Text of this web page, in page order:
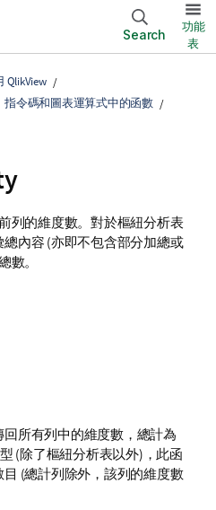
Search
功能
表
QlikView
指令碼和圖表運算式中的函數
列的維度數。對於樞紐分析表
內容 (亦即不包含部分加總或
數。
所有列中的維度數，總計為
(除了樞紐分析表以外)，此函
(總計列除外，該列的維度數